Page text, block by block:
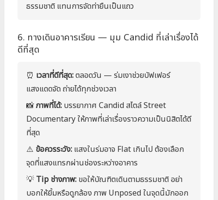
ธรรมชาติ แทนการจัดท่ายืนเป็นแถว
6. ทางเดินอาคารเรียน — มุม Candid ที่เล่าเรื่องได้
ดีที่สุด
⏰ เวลาที่ดีที่สุด:ตลอดวัน — ร่มเงาช่วยบัฟเฟอร์
แสงแดดจัด ถ่ายได้ทุกช่วงเวลา
📸ภาพที่ได้: บรรยากาศ Candid สไตล์ Street
Documentary ให้ภาพที่เล่าเรื่องราวความเป็นนิสิตได้ดี
ที่สุด
⚠️ ข้อควรระวัง: แสงในร่มอาจ Flat เกินไป ต้องเลือก
จุดที่แสงแทรกผ่านช่องระหว่างอาคาร
💡 Tip ช่างภาพ: ขอให้บัณฑิตเดินตามธรรมชาติ อย่า
บอกให้ยิ้มหรือดูกล้อง ภาพ Unposed ในจุดนี้มักออก